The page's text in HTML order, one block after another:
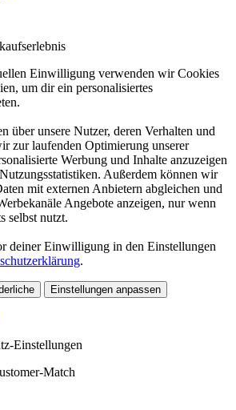
Einwilligung verwenden wir Cookies
um dir ein personalisiertes
über unsere Nutzer, deren Verhalten und
zur laufenden Optimierung unserer
Werbung und Inhalte anzuzeigen
Außerdem können wir
mit externen Anbietern abgleichen und
Angebote anzeigen, nur wenn
selbst nutzt.
deiner Einwilligung in den Einstellungen
.
Einstellungen anpassen
Einstellungen
Match